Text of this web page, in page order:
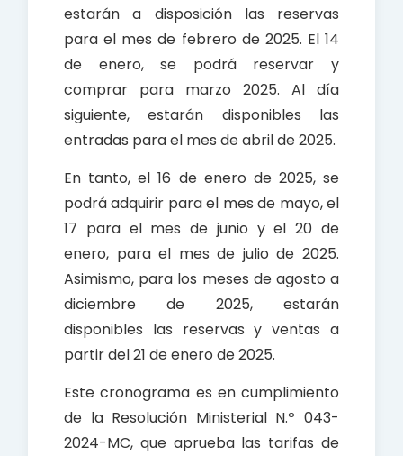
estarán a disposición las reservas
para el mes de febrero de 2025. El 14
de enero, se podrá reservar y
comprar para marzo 2025. Al día
siguiente, estarán disponibles las
entradas para el mes de abril de 2025.
En tanto, el 16 de enero de 2025, se
podrá adquirir para el mes de mayo, el
17 para el mes de junio y el 20 de
enero, para el mes de julio de 2025.
Asimismo, para los meses de agosto a
diciembre de 2025, estarán
disponibles las reservas y ventas a
partir del 21 de enero de 2025.
Este cronograma es en cumplimiento
de la Resolución Ministerial N.º 043-
2024-MC, que aprueba las tarifas de